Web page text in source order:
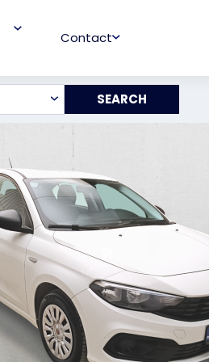
Contact